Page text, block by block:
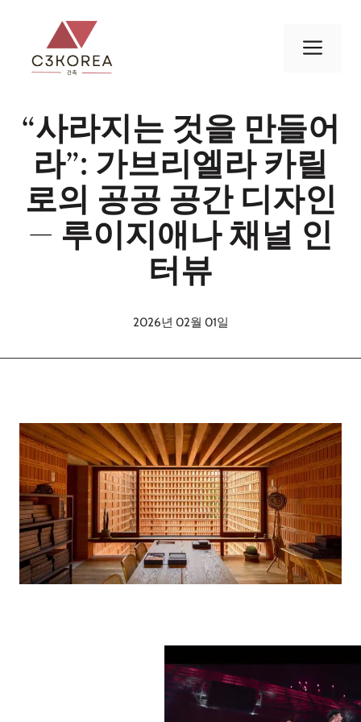
메
“사라지는 것을 만들어
라”: 가브리엘라 카릴
로의 공공 공간 디자인
— 루이지애나 채널 인
터뷰
2026년 02월 01일